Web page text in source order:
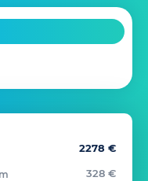
2278 €
328 €